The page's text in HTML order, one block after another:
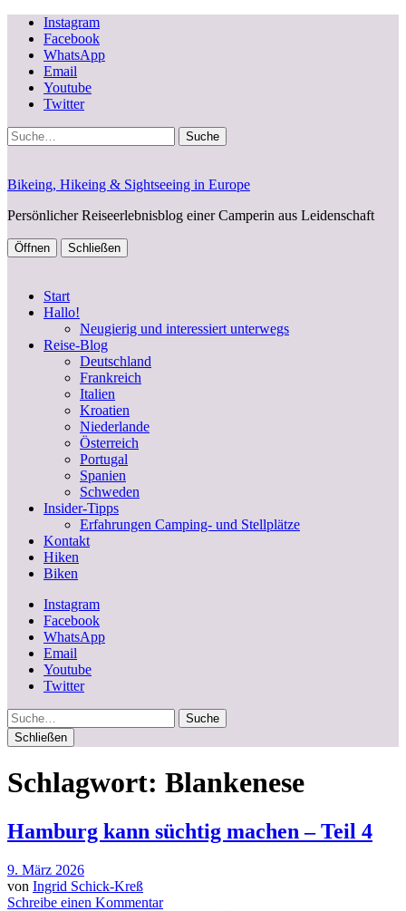
Instagram
Facebook
WhatsApp
Email
Youtube
Twitter
Suche
Bikeing, Hikeing & Sightseeing in Europe
Persönlicher Reiseerlebnisblog einer Camperin aus Leidenschaft
Öffnen Schließen
Start
Hallo!
Neugierig und interessiert unterwegs
Reise-Blog
Deutschland
Frankreich
Italien
Kroatien
Niederlande
Österreich
Portugal
Spanien
Schweden
Insider-Tipps
Erfahrungen Camping- und Stellplätze
Kontakt
Hiken
Biken
Instagram
Facebook
WhatsApp
Email
Youtube
Twitter
Suche
Schließen
Schlagwort: Blankenese
Hamburg kann süchtig machen – Teil 4
9. März 2026
von Ingrid Schick-Kreß
Schreibe einen Kommentar